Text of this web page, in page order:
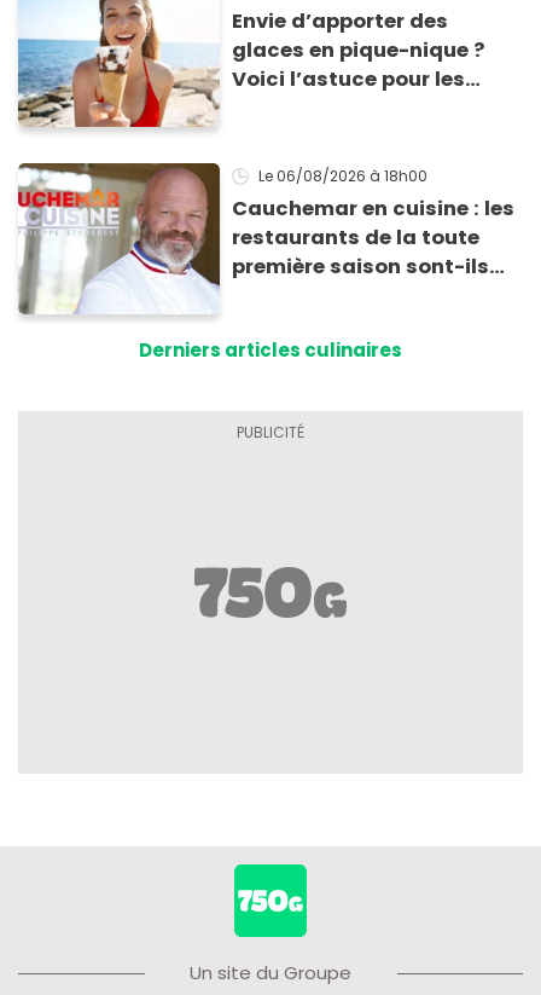
Envie d’apporter des
glaces en pique-nique ?
Voici l’astuce pour les
ne fondent !
Le 06/08/2026 à 18h00
Cauchemar en cuisine : les
restaurants de la toute
première saison sont-ils
Derniers articles culinaires
Un site du Groupe